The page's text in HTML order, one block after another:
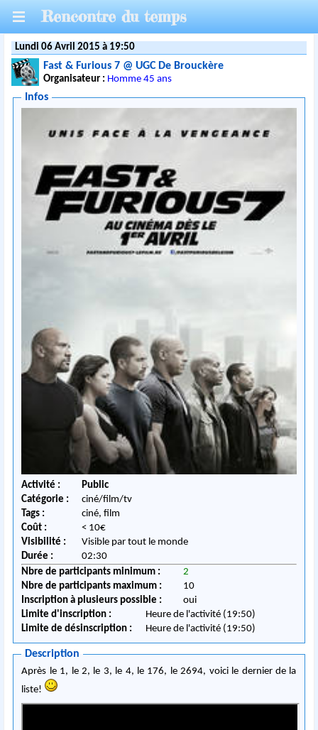
Rencontre du temps
Lundi 06 Avril 2015 à 19:50
Fast & Furious 7 @ UGC De Brouckère
Organisateur : Homme 45 ans
Infos
Activité :
Public
Catégorie :
ciné/film/tv
Tags :
ciné, film
Coût :
< 10€
Visibilité :
Visible par tout le monde
Durée :
02:30
Nbre de participants minimum :
2
Nbre de participants maximum :
10
Inscription à plusieurs possible :
oui
Limite d'inscription :
Heure de l'activité (19:50)
Limite de désinscription :
Heure de l'activité (19:50)
Description
Après le 1, le 2, le 3, le 4, le 176, le 2694, voici le dernier de la
liste!